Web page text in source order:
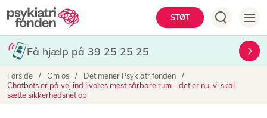
Gå
til
hovedindhold
STØT
Hovedmenu
Få hjælp på 39 25 25 25
Brødkrumme
Forside Om os
Det mener Psykiatrifonden
Chatbots er på vej ind i vores mest sårbare rum – det er nu, vi skal
sætte sikkerhedsnet op